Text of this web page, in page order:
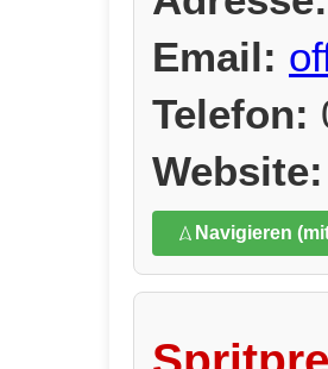
Email:
Telefon:
Website:
Navigieren